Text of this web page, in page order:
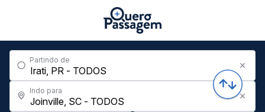
Partindo de
Indo para